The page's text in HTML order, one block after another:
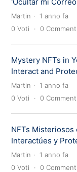
Martin
1 anno fa
0 Voti 0 Commenti
Mystery NFTs in
Interact and
Martin
1 anno fa
0 Voti 0 Commenti
NFTs Misteriosos
Interactúes y
Martin
1 anno fa
0 Voti 0 Commenti